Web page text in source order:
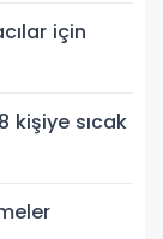
için
kişiye sıcak